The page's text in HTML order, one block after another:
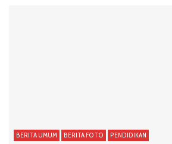
BERITA UMUM BERITA FOTO PENDIDIKAN